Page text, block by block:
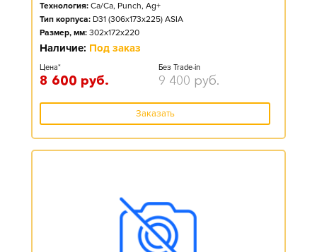
Технология: Ca/Ca, Punch, Ag+
Тип корпуса: D31 (306x173x225) ASIA
Размер, мм: 302x172x220
Наличие: Под заказ
Цена*
8 600 руб.
Без Trade-in
9 400 руб.
Заказать